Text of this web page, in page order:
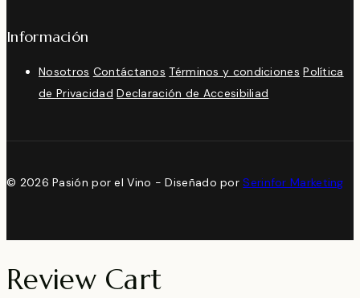
Información
Nosotros Contáctanos Términos y condiciones Política
de Privacidad Declaración de Accesibiliad
© 2026 Pasión por el Vino - Diseñado porSerinfor Marketing
Review Cart